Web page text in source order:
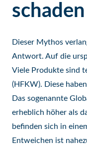
Dieser Mythos
Antwort. Auf die
Viele Produkte sind
(HFKW). Diese
Das sogenannte
erheblich höher als
befinden sich in
Entweichen ist